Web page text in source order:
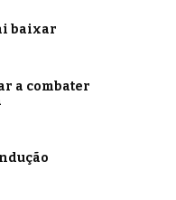
baixar
a combater